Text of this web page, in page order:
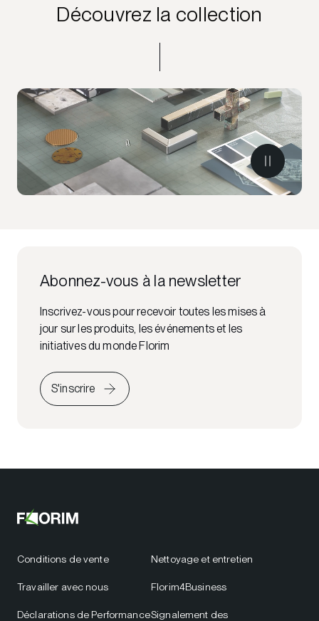
Découvrez la collection
Abonnez-vous à la newsletter
Inscrivez-vous pour recevoir toutes les mises à
jour sur les produits, les événements et les
initiatives du monde Florim
S'inscrire
Conditions de vente
Travailler avec nous
Déclarations de Performance
Nettoyage et entretien
Florim4Business
Signalement des